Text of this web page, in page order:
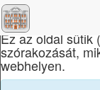
×
Ez az oldal sütik
szórakozását,
webhelyen.